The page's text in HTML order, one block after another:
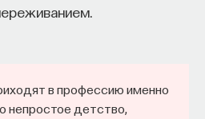
в профессию именно
непростое детство,